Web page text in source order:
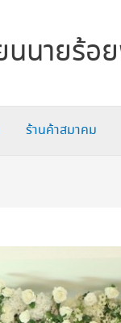
นายร้อ
ร้านค้าสมาคม